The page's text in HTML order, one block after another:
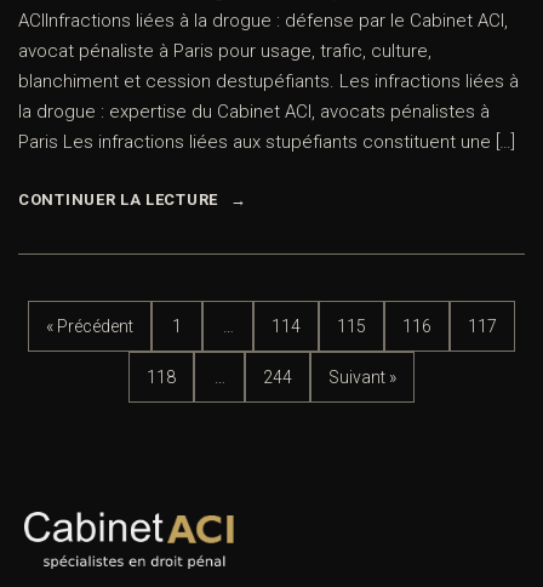
ACIInfractions liées à la drogue : défense par le Cabinet ACI,
avocat pénaliste à Paris pour usage, trafic, culture,
blanchiment et cession destupéfiants. Les infractions liées à
la drogue : expertise du Cabinet ACI, avocats pénalistes à
Paris Les infractions liées aux stupéfiants constituent une […]
CONTINUER LA LECTURE
« Précédent 1 114 115 116 117
118 244 Suivant »